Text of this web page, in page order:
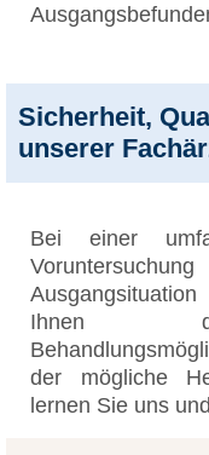
Sicherheit,
unserer
Bei einer
Ihnen die
der mögliche
lernen Sie uns